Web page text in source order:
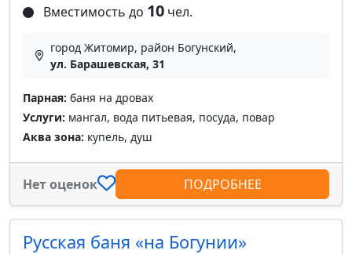
Вместимость до 10 чел.
город Житомир, район Богунский,
ул. Барашевская, 31
Парная: баня на дровах
Услуги: мангал, вода питьевая, посуда, повар
Аква зона: купель, душ
Нет оценок ПОДРОБНЕЕ
Русская баня «на Богунии»